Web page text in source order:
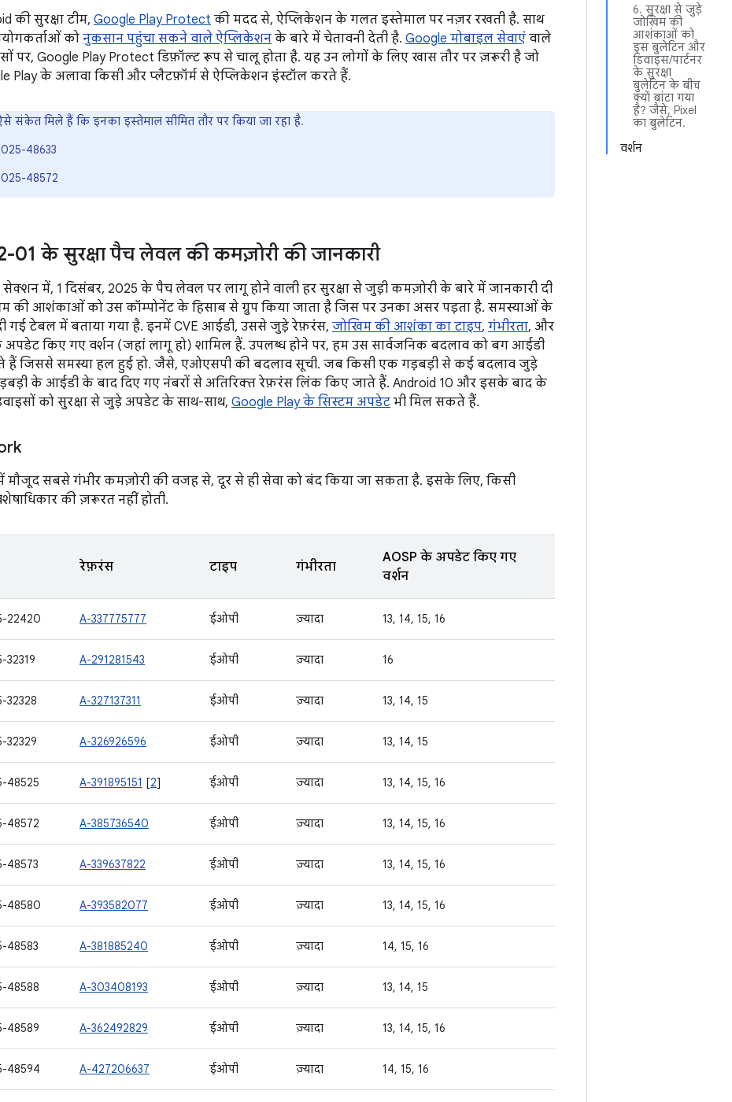
6. सुरक्षा से जुड़े
जोखिम की
आशंकाओं को
इस बुलेटिन और
डिवाइस/पार्टनर
के सुरक्षा
बुलेटिन के बीच
क्यों बांटा गया
है? जैसे, Pixel
का बुलेटिन.
वर्शन
की सुरक्षा टीम, Google Play Protect की मदद से, ऐप्लिकेशन के गलत इस्तेमाल पर नज़र रखती है. साथ
को नुकसान पहुंचा सकने वाले ऐप्लिकेशन के बारे में चेतावनी देती है. Google मोबाइल सेवाएं वाले
पर, Google Play Protect डिफ़ॉल्ट रूप से चालू होता है. यह उन लोगों के लिए खास तौर पर ज़रूरी है जो
Play के अलावा किसी और प्लैटफ़ॉर्म से ऐप्लिकेशन इंस्टॉल करते हैं.
संकेत मिले हैं कि इनका इस्तेमाल सीमित तौर पर किया जा रहा है.
48633
48572
01 के सुरक्षा पैच लेवल की कमज़ोरी की जानकारी
सेक्शन में, 1 दिसंबर, 2025 के पैच लेवल पर लागू होने वाली हर सुरक्षा से जुड़ी कमज़ोरी के बारे में जानकारी दी
की आशंकाओं को उस कॉम्पोनेंट के हिसाब से ग्रुप किया जाता है जिस पर उनका असर पड़ता है. समस्याओं के
गई टेबल में बताया गया है. इनमें CVE आईडी, उससे जुड़े रेफ़रंस, जोखिम की आशंका का टाइप, गंभीरता, और
किए गए वर्शन (जहां लागू हो) शामिल हैं. उपलब्ध होने पर, हम उस सार्वजनिक बदलाव को बग आईडी
हैं जिससे समस्या हल हुई हो. जैसे, एओएसपी की बदलाव सूची. जब किसी एक गड़बड़ी से कई बदलाव जुड़े
के आईडी के बाद दिए गए नंबरों से अतिरिक्त रेफ़रंस लिंक किए जाते हैं. Android 10 और इसके बाद के
को सुरक्षा से जुड़े अपडेट के साथ-साथ, Google Play के सिस्टम अपडेट भी मिल सकते हैं.
सबसे गंभीर कमज़ोरी की वजह से, दूर से ही सेवा को बंद किया जा सकता है. इसके लिए, किसी
की ज़रूरत नहीं होती.
रेफ़रंस टाइप गंभीरता
AOSP के अपडेट किए गए
वर्शन
22420 A-337775777 ईओपी ज़्यादा 13, 14, 15, 16
32319 A-291281543 ईओपी ज़्यादा 16
32328 A-327137311 ईओपी ज़्यादा 13, 14, 15
32329 A-326926596 ईओपी ज़्यादा 13, 14, 15
48525 A-391895151 [2] ईओपी ज़्यादा 13, 14, 15, 16
48572 A-385736540 ईओपी ज़्यादा 13, 14, 15, 16
48573 A-339637822 ईओपी ज़्यादा 13, 14, 15, 16
48580 A-393582077 ईओपी ज़्यादा 13, 14, 15, 16
48583 A-381885240 ईओपी ज़्यादा 14, 15, 16
48588 A-303408193 ईओपी ज़्यादा 13, 14, 15
48589 A-362492829 ईओपी ज़्यादा 13, 14, 15, 16
48594 A-427206637 ईओपी ज़्यादा 14, 15, 16